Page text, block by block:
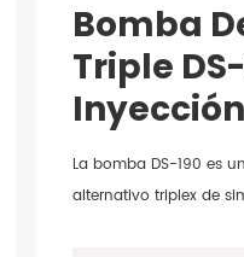
Bomba
Triple
La bomba DS-190 es
alternativo triplex de